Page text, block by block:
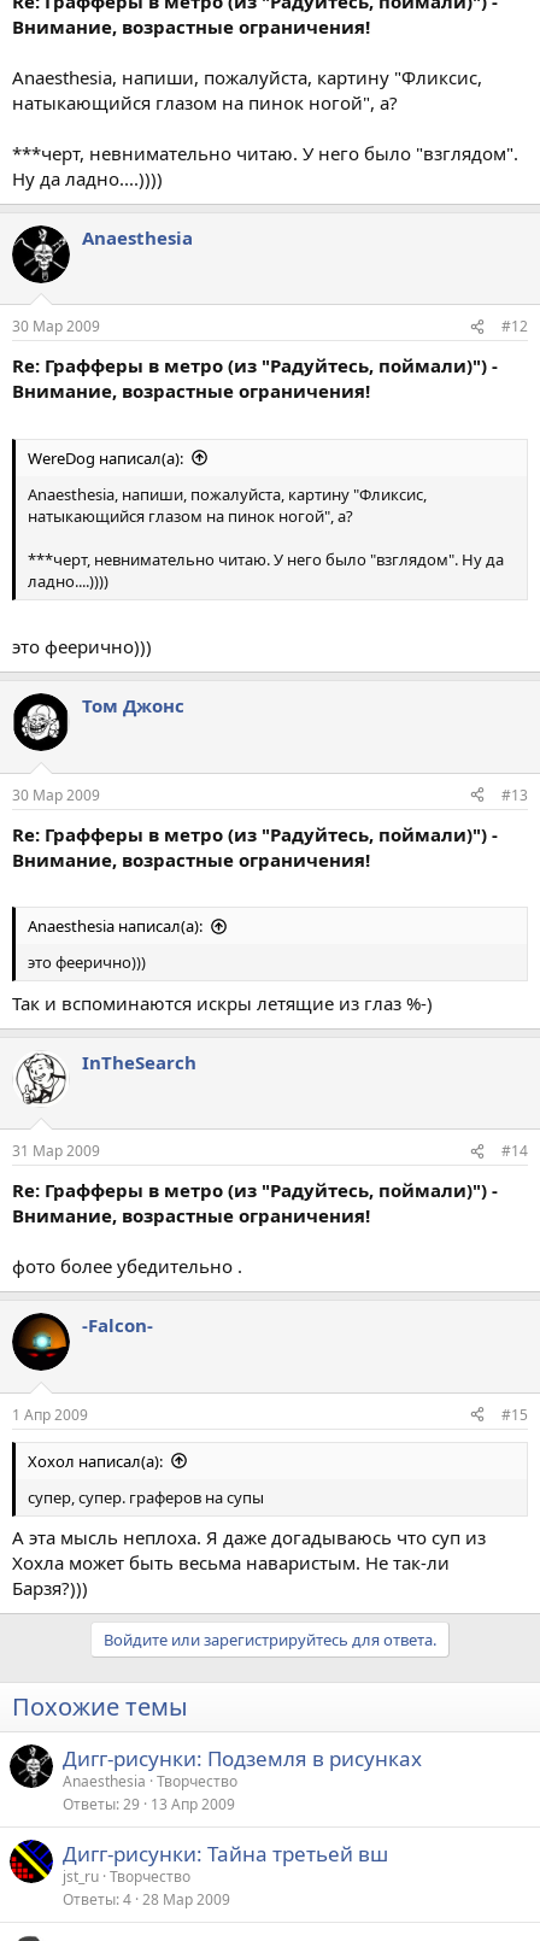
Внимание, возрастные ограничения!
Anaesthesia, напиши, пожалуйста, картину "Фликсис,
натыкающийся глазом на пинок ногой", а?
***черт, невнимательно читаю. У него было "взглядом".
Ну да ладно....))))
Anaesthesia
30 Мар 2009 #12
Re: Графферы в метро (из "Радуйтесь, поймали)") -
Внимание, возрастные ограничения!
WereDog написал(а):
Anaesthesia, напиши, пожалуйста, картину "Фликсис,
натыкающийся глазом на пинок ногой", а?
***черт, невнимательно читаю. У него было "взглядом". Ну да
ладно....))))
это феерично)))
Том Джонс
30 Мар 2009 #13
Re: Графферы в метро (из "Радуйтесь, поймали)") -
Внимание, возрастные ограничения!
Anaesthesia написал(а):
это феерично)))
Так и вспоминаются искры летящие из глаз %-)
InTheSearch
31 Мар 2009 #14
Re: Графферы в метро (из "Радуйтесь, поймали)") -
Внимание, возрастные ограничения!
фото более убедительно .
-Falcon-
1 Апр 2009 #15
Хохол написал(а):
супер, супер. граферов на супы
А эта мысль неплоха. Я даже догадываюсь что суп из
Хохла может быть весьма наваристым. Не так-ли
Барзя?)))
Войдите или зарегистрируйтесь для ответа.
Похожие темы
Дигг-рисунки: Подземля в рисунках
Anaesthesia Творчество
Ответы 29 13 Апр 2009
Дигг-рисунки: Тайна третьей вш
jst_ru Творчество
Ответы 4 28 Мар 2009